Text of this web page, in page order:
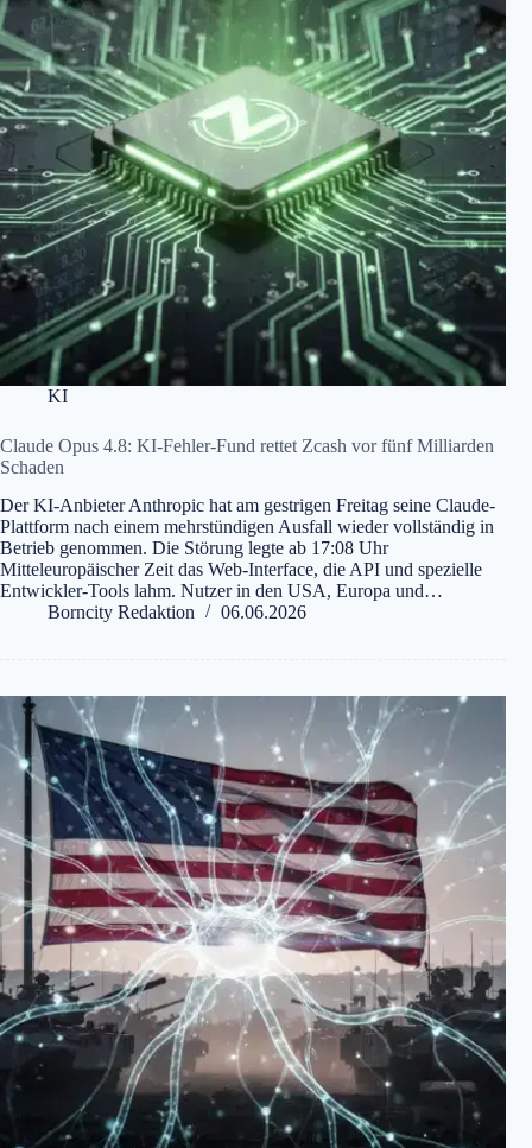
KI
Claude Opus 4.8: KI-Fehler-Fund rettet Zcash vor fünf Milliarden
Schaden
Der KI-Anbieter Anthropic hat am gestrigen Freitag seine Claude-
Plattform nach einem mehrstündigen Ausfall wieder vollständig in
Betrieb genommen. Die Störung legte ab 17:08 Uhr
Mitteleuropäischer Zeit das Web-Interface, die API und spezielle
Entwickler-Tools lahm. Nutzer in den USA, Europa und…
Borncity Redaktion
06.06.2026